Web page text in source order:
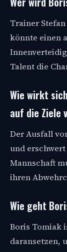
Trainer
könnte einen
Talent die
Wie wirkt
auf die Ziele
Der Ausfall
und
Mannschaft
ihren
Wie geht
Boris Tomiak
daransetzen,